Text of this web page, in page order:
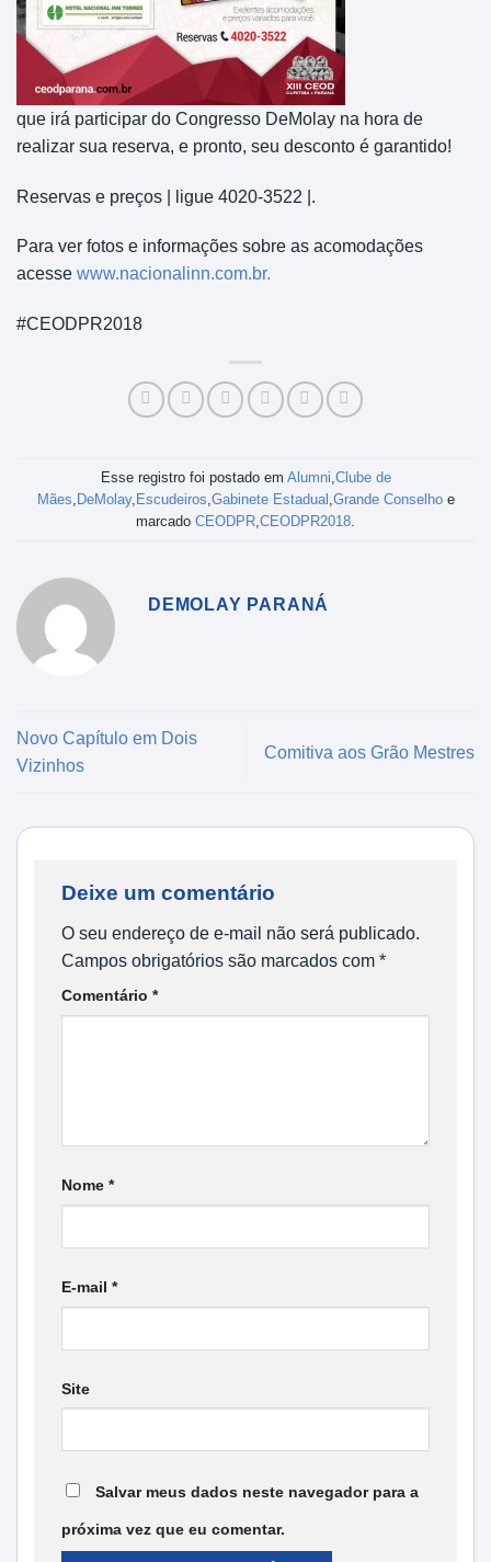
que irá participar do Congresso DeMolay na hora de
realizar sua reserva, e pronto, seu desconto é garantido!
Reservas e preços | ligue 4020-3522 |.
Para ver fotos e informações sobre as acomodações
acesse www.nacionalinn.com.br.
#CEODPR2018
Esse registro foi postado em Alumni Clube de
Mães DeMolay, Escudeiros Gabinete Estadual Grande Conselhoe
marcado CEODPR CEODPR2018
DEMOLAY PARANÁ
Novo Capítulo em Dois
Vizinhos
Comitiva aos Grão Mestres
Deixe um comentário
O seu endereço de e-mail não será publicado.
Campos obrigatórios são marcados com *
Comentário *
Nome *
E-mail *
Site
Salvar meus dados neste navegador para a
próxima vez que eu comentar.